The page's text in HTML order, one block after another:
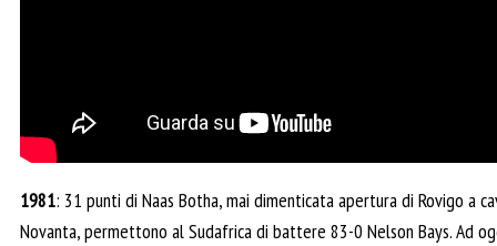
1981: 31 punti di Naas Botha, mai dimenticata apertura di Rovigo a
Novanta, permettono al Sudafrica di battere 83-0 Nelson Bays. Ad